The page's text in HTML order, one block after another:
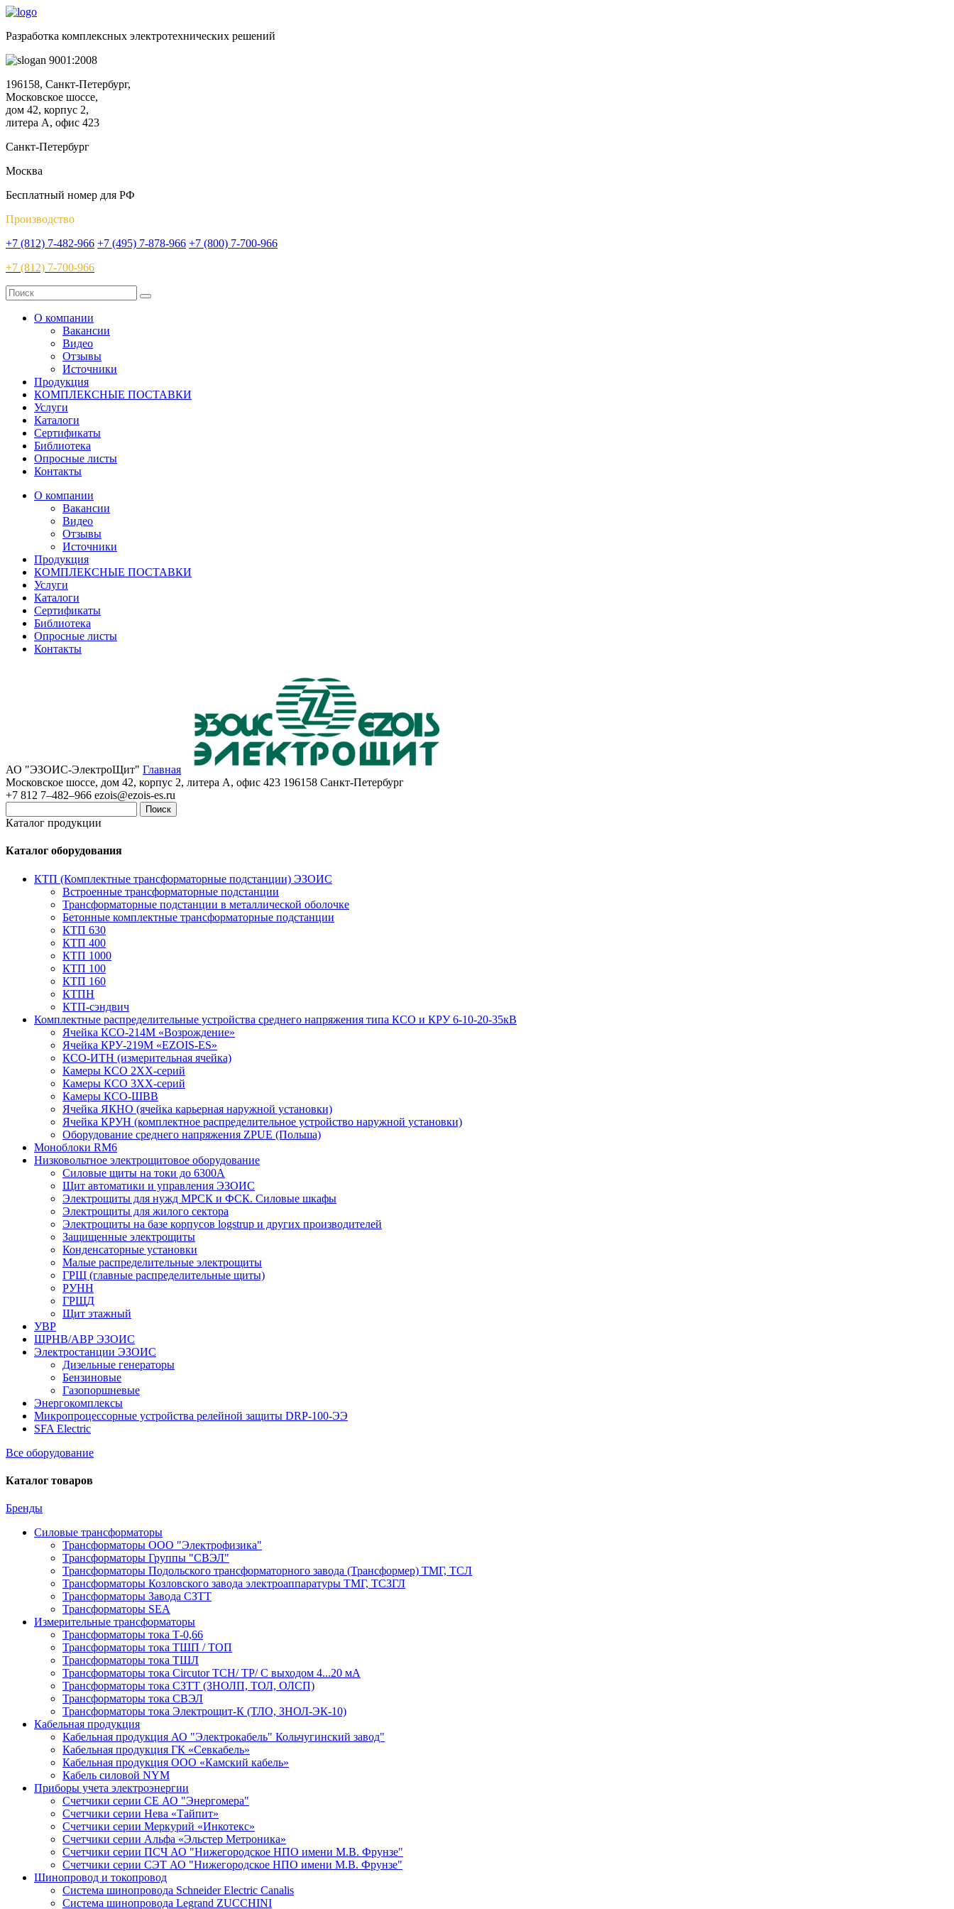
Разработка комплексных электротехнических решений
9001:2008
196158, Санкт-Петербург,
Московское шоссе,
дом 42, корпус 2,
литера А, офис 423
Санкт-Петербург
Москва
Бесплатный номер для РФ
Производство
+7 (812) 7-482-966 +7 (495) 7-878-966 +7 (800) 7-700-966
+7 (812) 7-700-966
О компании
Вакансии
Видео
Отзывы
Источники
Продукция
КОМПЛЕКСНЫЕ ПОСТАВКИ
Услуги
Каталоги
Сертификаты
Библиотека
Опросные листы
Контакты
О компании
Вакансии
Видео
Отзывы
Источники
Продукция
КОМПЛЕКСНЫЕ ПОСТАВКИ
Услуги
Каталоги
Сертификаты
Библиотека
Опросные листы
Контакты
АО "ЭЗОИС-ЭлектроЩит" Главная
Московское шоссе, дом 42, корпус 2, литера А, офис 423 196158 Санкт-Петербург
+7 812 7–482–966 ezois@ezois-es.ru
Поиск
Каталог продукции
Каталог оборудования
КТП (Комплектные трансформаторные подстанции) ЭЗОИС
Встроенные трансформаторные подстанции
Трансформаторные подстанции в металлической оболочке
Бетонные комплектные трансформаторные подстанции
КТП 630
КТП 400
КТП 1000
КТП 100
КТП 160
КТПН
КТП-сэндвич
Комплектные распределительные устройства среднего напряжения типа КСО и КРУ 6-10-20-35кВ
Ячейка КСО-214М «Возрождение»
Ячейка КРУ-219М «EZOIS-ES»
КСО-ИТН (измерительная ячейка)
Камеры КСО 2ХХ-серий
Камеры КСО 3ХХ-серий
Камеры КСО-ШВВ
Ячейка ЯКНО (ячейка карьерная наружной установки)
Ячейка КРУН (комплектное распределительное устройство наружной установки)
Оборудование среднего напряжения ZPUE (Польша)
Моноблоки RM6
Низковольтное электрощитовое оборудование
Силовые щиты на токи до 6300А
Щит автоматики и управления ЭЗОИС
Электрощиты для нужд МРСК и ФСК. Силовые шкафы
Электрощиты для жилого сектора
Электрощиты на базе корпусов logstrup и других производителей
Защищенные электрощиты
Конденсаторные установки
Малые распределительные электрощиты
ГРЩ (главные распределительные щиты)
РУНН
ГРЩД
Щит этажный
УВР
ЩРНВ/АВР ЭЗОИС
Электростанции ЭЗОИС
Дизельные генераторы
Бензиновые
Газопоршневые
Энергокомплексы
Микропроцессорные устройства релейной защиты DRP-100-ЭЭ
SFA Electric
Все оборудование
Каталог товаров
Бренды
Силовые трансформаторы
Трансформаторы ООО "Электрофизика"
Трансформаторы Группы "СВЭЛ"
Трансформаторы Подольского трансформаторного завода (Трансформер) ТМГ, ТСЛ
Трансформаторы Козловского завода электроаппаратуры ТМГ, ТСЗГЛ
Трансформаторы Завода СЗТТ
Трансформаторы SEA
Измерительные трансформаторы
Трансформаторы тока Т-0,66
Трансформаторы тока ТШП / ТОП
Трансформаторы тока ТШЛ
Трансформаторы тока Circutor TCH/ TP/ С выходом 4...20 мА
Трансформаторы тока СЗТТ (ЗНОЛП, ТОЛ, ОЛСП)
Трансформаторы тока СВЭЛ
Трансформаторы тока Электрощит-К (ТЛО, ЗНОЛ-ЭК-10)
Кабельная продукция
Кабельная продукция АО "Электрокабель" Кольчугинский завод"
Кабельная продукция ГК «Севкабель»
Кабельная продукция ООО «Камский кабель»
Кабель силовой NYM
Приборы учета электроэнергии
Счетчики серии СЕ АО "Энергомера"
Счетчики серии Нева «Тайпит»
Счетчики серии Меркурий «Инкотекс»
Счетчики серии Альфа «Эльстер Метроника»
Счетчики серии ПСЧ АО "Нижегородское НПО имени М.В. Фрунзе"
Счетчики серии СЭТ АО "Нижегородское НПО имени М.В. Фрунзе"
Шинопровод и токопровод
Система шинопровода Schneider Electric Canalis
Система шинопровода Legrand ZUCCHINI